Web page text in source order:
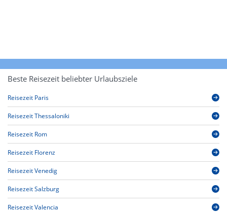
Beste Reisezeit beliebter Urlaubsziele
Reisezeit Paris
Reisezeit Thessaloniki
Reisezeit Rom
Reisezeit Florenz
Reisezeit Venedig
Reisezeit Salzburg
Reisezeit Valencia